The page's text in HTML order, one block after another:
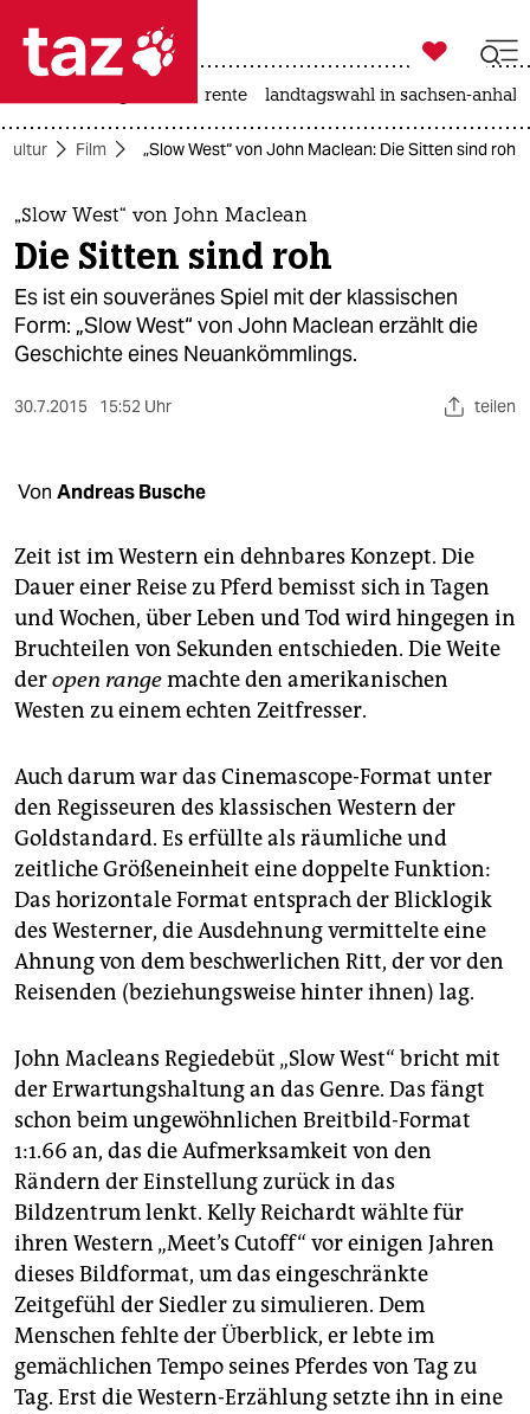
 taz zahl ich
taz zahl ich
themen
politik
öko
sport
nord
wahrheit
verlag
veranstaltungen
shop
fragen & hilfe
unterstützen
abo
epaper login

taz zahl ich
rente landtagswahl in sachsen-anhalt
Kultur Film „Slow West“ von John Maclean: Die Sitten sind roh
„Slow West“ von John Maclean
Die Sitten sind roh
Es ist ein souveränes Spiel mit der klassischen
Form: „Slow West“ von John Maclean erzählt die
Geschichte eines Neuankömmlings.
30.7.2015 15:52 Uhr teilen
Von Andreas Busche
Zeit ist im Western ein dehnbares Konzept. Die
Dauer einer Reise zu Pferd bemisst sich in Tagen
und Wochen, über Leben und Tod wird hingegen in
Bruchteilen von Sekunden entschieden. Die Weite
deropen rangemachte den amerikanischen
Westen zu einem echten Zeitfresser.
Auch darum war das Cinemascope-Format unter
den Regisseuren des klassischen Western der
Goldstandard. Es erfüllte als räumliche und
zeitliche Größeneinheit eine doppelte Funktion:
Das horizontale Format entsprach der Blicklogik
des Westerner, die Ausdehnung vermittelte eine
Ahnung von dem beschwerlichen Ritt, der vor den
Reisenden (beziehungsweise hinter ihnen) lag.
John Macleans Regiedebüt „Slow West“ bricht mit
der Erwartungshaltung an das Genre. Das fängt
schon beim ungewöhnlichen Breitbild-Format
1:1.66 an, das die Aufmerksamkeit von den
Rändern der Einstellung zurück in das
Bildzentrum lenkt. Kelly Reichardt wählte für
ihren Western „Meet’s Cutoff“ vor einigen Jahren
dieses Bildformat, um das eingeschränkte
Zeitgefühl der Siedler zu simulieren. Dem
Menschen fehlte der Überblick, er lebte im
gemächlichen Tempo seines Pferdes von Tag zu
Tag. Erst die Western-Erzählung setzte ihn in eine